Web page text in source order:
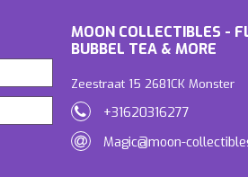
MOON COLLECTIBLES -
BUBBEL TEA & MORE
Zeestraat 15 2681CK Monster
+31620316277
Magic@moon-